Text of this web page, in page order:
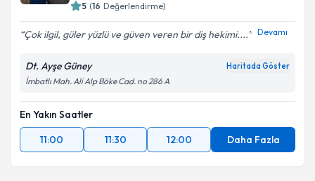
5 (16 Değerlendirme)
Çok ilgil, güler yüzlü ve güven veren bir diş hekimi.... Devamı
Dt. Ayşe Güney Haritada Göster
İmbatlı Mah. Ali Alp Böke Cad. no 286 A
En Yakın Saatler
11:00
11:30 12:00 Daha Fazla